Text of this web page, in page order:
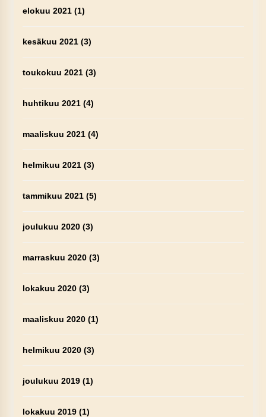
elokuu 2021(1)
kesäkuu 2021(3)
toukokuu 2021(3)
huhtikuu 2021(4)
maaliskuu 2021(4)
helmikuu 2021(3)
tammikuu 2021(5)
joulukuu 2020(3)
marraskuu 2020(3)
lokakuu 2020(3)
maaliskuu 2020(1)
helmikuu 2020(3)
joulukuu 2019(1)
lokakuu 2019(1)